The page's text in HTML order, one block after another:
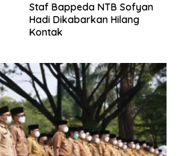
Staf Bappeda NTB Sofyan
Hadi Dikabarkan Hilang
Kontak